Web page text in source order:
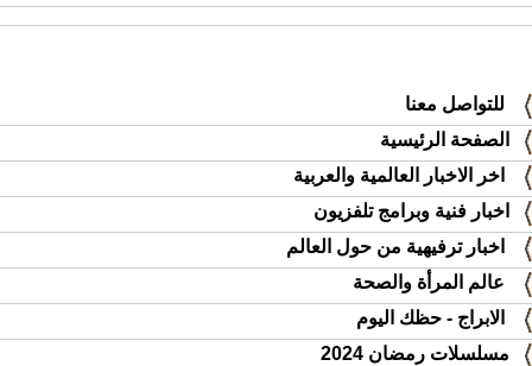
للتواصل معنا
الصفحة الرئيسية
اخر الاخبار العالمية والعربية
اخبار فنية وبرامج تلفزيون
اخبار ترفيهية من حول العالم
عالم المرأة والصحة
الابراج - حظك اليوم
مسلسلات رمضان 2024